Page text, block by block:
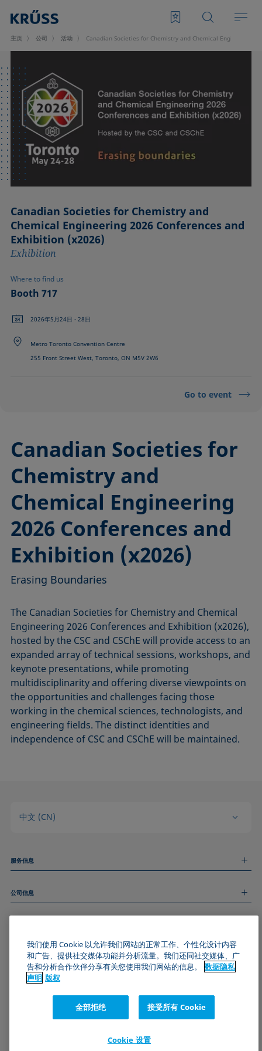
主页 公司 活动 Canadian Societies for Chemistry and Chemical Engineering
Canadian Societies for Chemistry and
Chemical Engineering 2026 Conferences and
Exhibition (x2026)
Exhibition
Where to find us
Booth 717
2026年5月24日 - 28日
Metro Toronto Convention Centre
255 Front Street West, Toronto, ON M5V 2W6
Go to event
Canadian Societies for
Chemistry and
Chemical Engineering
2026 Conferences and
Exhibition (x2026)
Erasing Boundaries
The Canadian Societies for Chemistry and Chemical
Engineering 2026 Conferences and Exhibition (x2026),
hosted by the CSC and CSChE will provide access to an
expanded array of technical sessions, workshops, and
keynote presentations, while promoting
multidisciplinarity and offering diverse viewpoints on
the opportunities and challenges facing those
working in the chemical sciences, technologists, and
engineering fields. The distinct identities and
independence of CSC and CSChE will be maintained.
中文 (CN)
服务信息
技术服务
和我们取得联系
公司信息
关于我们
数据隐私声明
Cookie政策
订阅我们的新闻简报
加入KRÜSS社区
我们使用 Cookie 以允许我们网站的正常工作、个性化设计内容
和广告、提供社交媒体功能并分析流量。我们还同社交媒体、广
告和分析合作伙伴分享有关您使用我们网站的信息。
数据隐私
声明 版权
全部拒绝 接受所有 Cookie
Cookie 设置